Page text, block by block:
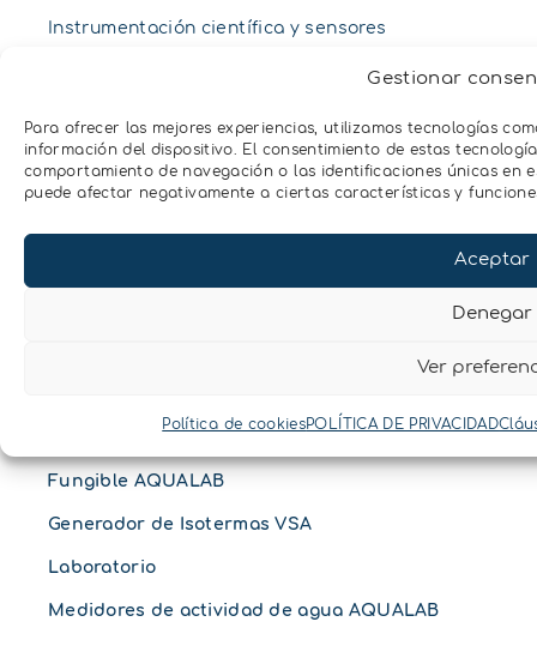
Gestionar
Para ofrecer las mejores experiencias, utilizamos tecnologías
información del dispositivo. El consentimiento de estas
comportamiento de navegación o las identificaciones únicas en
puede afectar negativamente a ciertas características y
Aceptar
Denegar
Ver
Política de cookiesPOLÍTICA DE PRIVACIDAD
Instrumentación científica y sensores
Planta
Clima
Conductividad
Actividad de agua
Fungible AQUALAB
Generador de Isotermas VSA
Laboratorio
Medidores de actividad de agua AQUALAB